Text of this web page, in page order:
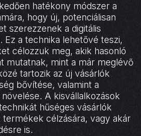
hatékony módszer a
hogy új, potenciálisan
szerezzenek a digitális
Ez a technika lehetővé teszi,
célozzuk meg, akik hasonló
mutatnak, mint a már meglévő
tartozik az új vásárlók
bővítése, valamint a
A kisvállalkozások
hűséges vásárlók
célzására, vagy akár
is.